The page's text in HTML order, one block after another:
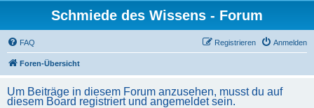
Schmiede des Wissens - Forum
FAQ Anmelden
Registrieren
Foren-Übersicht
Um Beiträge in diesem Forum anzusehen, musst du auf
diesem Board registriert und angemeldet sein.